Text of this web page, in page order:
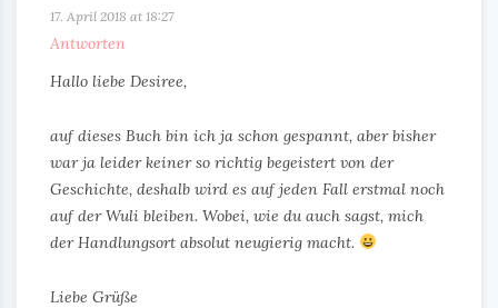
17. April 2018 at 18:27
Antworten
Hallo liebe Desiree,
auf dieses Buch bin ich ja schon gespannt, aber bisher
war ja leider keiner so richtig begeistert von der
Geschichte, deshalb wird es auf jeden Fall erstmal noch
auf der Wuli bleiben. Wobei, wie du auch sagst, mich
der Handlungsort absolut neugierig macht.
Liebe Grüße